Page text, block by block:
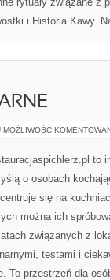
i Historia Kawy.
MOŻLIWOŚĆ
to
o osobach
się na
można ich
związanych z
testami i
To przestrzeń dla